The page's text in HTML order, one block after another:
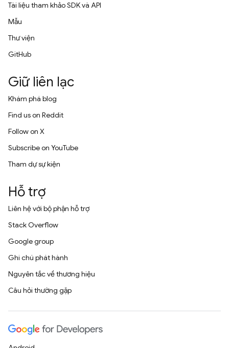
Tài liệu tham khảo SDK và API
Mẫu
Thư viện
GitHub
Giữ liên lạc
Khám phá blog
Find us on Reddit
Follow on X
Subscribe on YouTube
Tham dự sự kiện
Hỗ trợ
Liên hệ với bộ phận hỗ trợ
Stack Overflow
Google group
Ghi chú phát hành
Nguyên tắc về thương hiệu
Câu hỏi thường gặp